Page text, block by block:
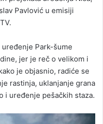
Pavlović u emisiji
Park-šume
jer je reč o velikom i
je objasnio, radiće se
rastinja, uklanjanje grana
i uređenje pešačkih staza.